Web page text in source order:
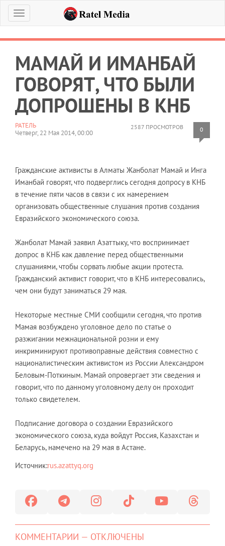
Меню
МАМАЙ И ИМАНБАЙ
ГОВОРЯТ, ЧТО БЫЛИ
ДОПРОШЕНЫ В КНБ
2587 ПРОСМОТРОВ 0
РАТЕЛЬ
Четверг, 22 Мая 2014, 00:00
Гражданские активисты в Алматы Жанболат Мамай и Инга
Иманбай говорят, что подверглись сегодня допросу в КНБ
в течение пяти часов в связи с их намерением
организовать общественные слушания против создания
Евразийского экономического союза.
Жанболат Мамай заявил Азаттыку, что воспринимает
допрос в КНБ как давление перед общественными
слушаниями, чтобы сорвать любые акции протеста.
Гражданский активист говорит, что в КНБ интересовались,
чем они будут заниматься 29 мая.
Некоторые местные СМИ сообщили сегодня, что против
Мамая возбуждено уголовное дело по статье о
разжигании межнациональной розни и ему
инкриминируют противоправные действия совместно с
националистическим активистом из России Александром
Беловым-Поткиным. Мамай опровергает эти сведения и
говорит, что по данному уголовному делу он проходит
только свидетелем.
Подписание договора о создании Евразийского
экономического союза, куда войдут Россия, Казахстан и
Беларусь, намечено на 29 мая в Астане.
Источник:rus.azattyq.org
КОММЕНТАРИИ — ОТКЛЮЧЕНЫ